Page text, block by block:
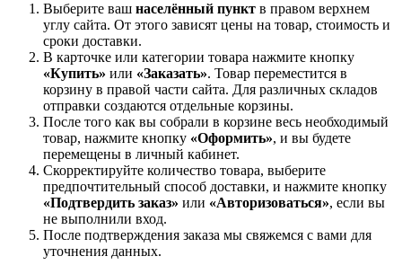
Выберите ваш населённый пункт в правом верхнем
углу сайта. От этого зависят цены на товар, стоимость и
сроки доставки.
В карточке или категории товара нажмите кнопку
«Купить» или «Заказать». Товар переместится в
корзину в правой части сайта. Для различных складов
отправки создаются отдельные корзины.
После того как вы собрали в корзине весь необходимый
товар, нажмите кнопку «Оформить», и вы будете
перемещены в личный кабинет.
Скорректируйте количество товара, выберите
предпочтительный способ доставки, и нажмите кнопку
«Подтвердить заказ» или «Авторизоваться», если вы
не выполнили вход.
После подтверждения заказа мы свяжемся с вами для
уточнения данных.